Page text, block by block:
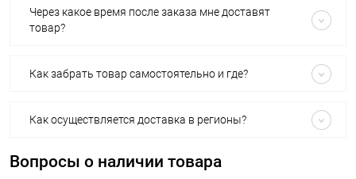
Через какое время после заказа мне доставят
товар?
Как забрать товар самостоятельно и где?
Как осуществляется доставка в регионы?
Вопросы о наличии товара